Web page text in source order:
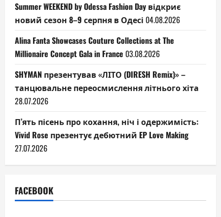
Summer WEEKEND by Odessa Fashion Day відкриє
новий сезон 8–9 серпня в Одесі 04.08.2026
Alina Fanta Showcases Couture Collections at The
Millionaire Concept Gala in France 03.08.2026
SHYMAN презентував «ЛІТО (DIRESH Remix)» –
танцювальне переосмислення літнього хіта
28.07.2026
П’ять пісень про кохання, ніч і одержимість:
Vivid Rose презентує дебютний EP Love Making
27.07.2026
FACEBOOK